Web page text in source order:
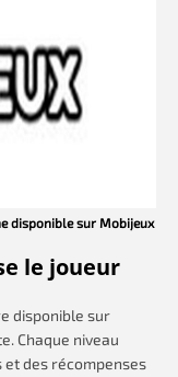
disponible sur Mobijeux
le joueur
disponible sur
Chaque niveau
et des récompenses